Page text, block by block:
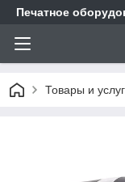
Печатное
Товары и